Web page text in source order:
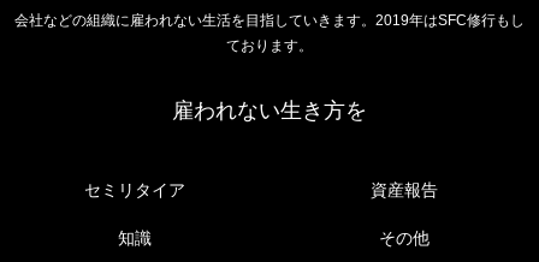
会社などの組織に雇われない生活を目指していきます。2019年はSFC修行もし
ております。
雇われない生き方を
セミリタイア 資産報告
知識 その他